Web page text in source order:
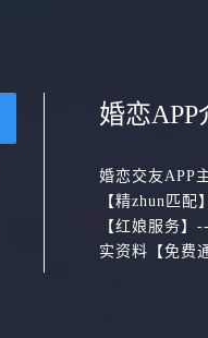
婚恋APP
婚恋交友APP
【精zhun匹
【红娘服务
实资料【免费